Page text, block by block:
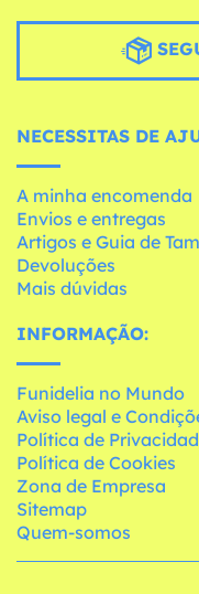
NECESSITAS DE
A minha encomenda
Envios e entregas
Artigos e Guia de
Devoluções
Mais dúvidas
INFORMAÇÃO:
Funidelia no Mundo
Aviso legal e
Política de
Política de Cookies
Zona de Empresa
Sitemap
Quem-somos